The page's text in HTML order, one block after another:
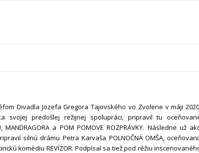
Divadla Jozefa Gregora Tajovského vo Zvolene v máji
svojej predošlej režijnej spolupráci, pripravil tu
MANDRAGORA a POM POMOVE ROZPRÁVKY. Následne už
silnú drámu Petra Karvaša POLNOČNÁ OMŠA,
komédiu REVÍZOR. Podpísal sa tiež pod réžiu